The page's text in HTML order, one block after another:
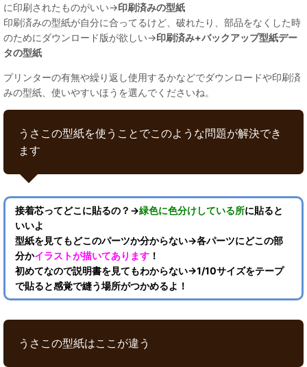
に印刷されたものがいい→印刷済みの型紙
印刷済みの型紙が自分に合ってるけど、破れたり、部品をなくした時
のためにダウンロード版が欲しい→印刷済み+バックアップ型紙デー
タの型紙
プリンターの有無や繰り返し使用するかなどでダウンロードや印刷済
みの型紙、使いやすいほうを選んでくださいね。
うさこの型紙を使うことでこのような問題が解決でき
ます
接着芯ってどこに貼るの？→緑色に色分けしている所に貼ると
いいよ
型紙を見てもどこのパーツか分からない→各パーツにどこの部
分かイラストが描いてあります ！
初めてなので説明書を見てもわからない→1/10サイズをテープ
で貼ると感覚で縫う場所がつかめるよ！
うさこの型紙はここが違う